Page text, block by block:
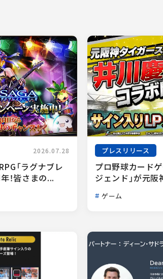
2026.07.28
「ラグナブレ
！皆さまの...
プレスリリース
プロ野球カード
ジェンド」が元
ゲーム